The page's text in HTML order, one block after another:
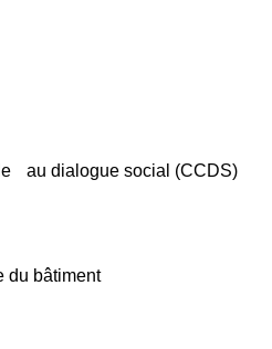
au dialogue social (CCDS)
du bâtiment